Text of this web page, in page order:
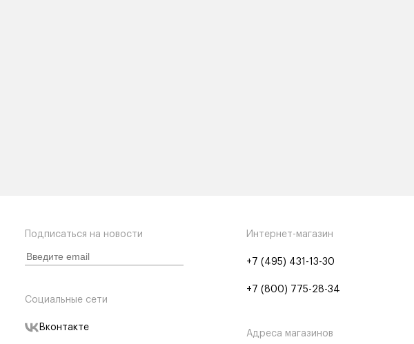
Подписаться на новости
Социальные сети
Вконтакте
Интернет-магазин
+7 (495) 431-13-30
+7 (800) 775-28-34
Адреса магазинов